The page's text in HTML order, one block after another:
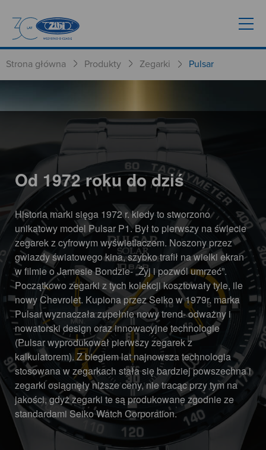
Strona główna Produkty Zegarki Pulsar
Od 1972 roku do dziś
Historia marki sięga 1972 r. kiedy to stworzono
unikatowy model Pulsar P1. Był to pierwszy na świecie
zegarek z cyfrowym wyświetlaczem. Noszony przez
gwiazdy światowego kina, szybko trafił na wielki ekran
w filmie o Jamesie Bondzie- „Żyj i pozwól umrzeć”.
Początkowo zegarki z tych kolekcji kosztowały tyle, ile
nowy Chevrolet. Kupiona przez Seiko w 1979r. marka
Pulsar wyznaczała zupełnie nowy trend- odważny i
nowatorski design oraz innowacyjne technologie
(Pulsar wyprodukował pierwszy zegarek z
kalkulatorem). Z biegiem lat najnowsza technologia
stosowana w zegarkach stała się bardziej powszechna i
zegarki osiągnęły niższe ceny, nie tracąc przy tym na
jakości, gdyż zegarki te są produkowane zgodnie ze
standardami Seiko Watch Corporation.